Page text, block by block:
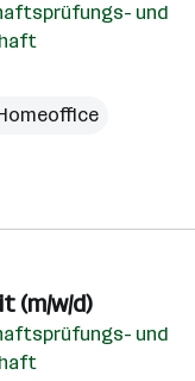
und
(m/w/d)
und